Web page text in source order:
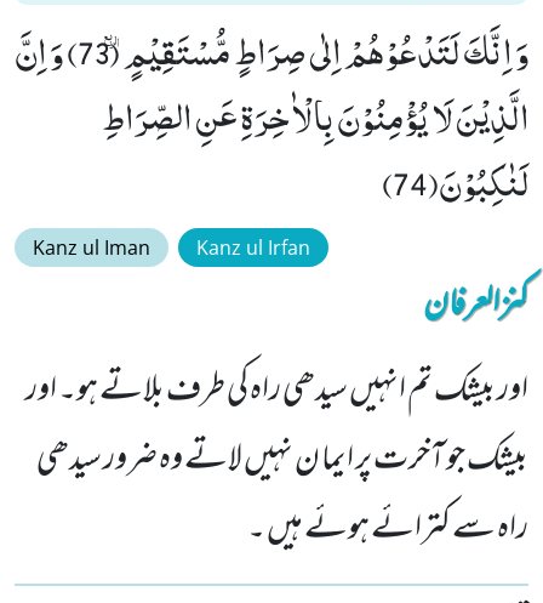
وَ اِنَّكَ لَتَدْعُوْهُمْ اِلٰى صِرَاطٍ مُّسْتَقِیْمٍٛ (73) وَ اِنَّ
الَّذِیْنَ لَا یُؤْمِنُوْنَ بِالْاٰخِرَةِ عَنِ الصِّرَاطِ
لَنٰكِبُوْنَ(74)
Kanz ul Iman Kanz ul Irfan
کنزالعرفان
اور بیشک تم انہیں سیدھی راہ کی طرف بلاتے ہو۔ اور
بیشک جو آخرت پر ایما ن نہیں لاتے وہ ضرور سیدھی
راہ سے کترائے ہوئے ہیں ۔